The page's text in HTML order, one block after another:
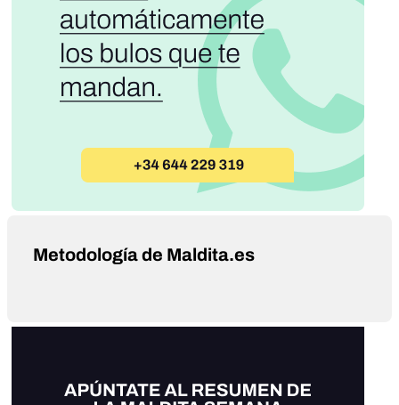
Metodología de Maldita.es